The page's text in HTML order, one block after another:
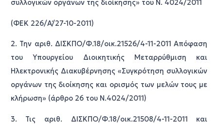
συλλογικών οργάνων της διοίκησης» του Ν. 4024/2011
(ΦΕΚ 226/Α΄/27-10-2011)
2. Την αριθ. ΔΙΣΚΠΟ/Φ.18/οικ.21526/4-11-2011 Απόφαση
του Υπουργείου Διοικητικής Μεταρρύθμιση και
Ηλεκτρονικής Διακυβέρνησης «Συγκρότηση συλλογικών
οργάνων της διοίκησης και ορισμός των μελών τους με
κλήρωση» (άρθρο 26 του Ν.4024/2011)
3. Τις αριθ. ΔΙΣΚΠΟ/Φ.18/οικ.21508/4-11-2011 και